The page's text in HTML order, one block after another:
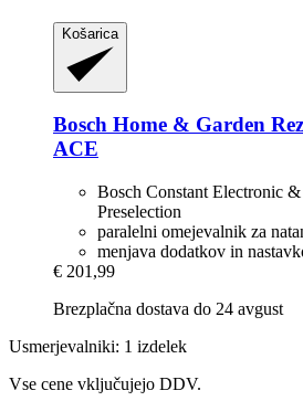
Košarica
Bosch Home & Garden
ACE
Bosch Constant Electronic
Preselection
paralelni omejevalnik za
menjava dodatkov in
€ 201,99
Brezplačna dostava do 24 avgust
Usmerjevalniki: 1 izdelek
Vse cene vključujejo DDV.